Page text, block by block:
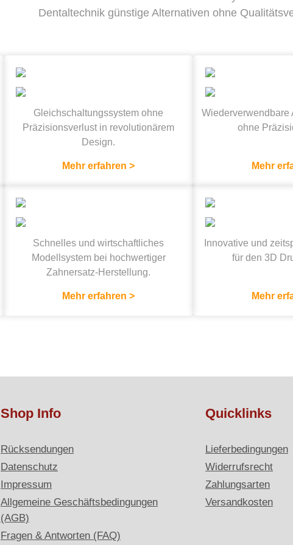
Dentaltechnik günstige Alternativen ohne
Gleichschaltungssystem ohne
Präzisions­verlust in revolutionärem
Design.
Mehr erfahren >
Wiederverwendbare
ohne
Mehr
Schnelles und wirtschaftliches
Modellsystem bei hochwertiger
Zahnersatz-Herstellung.
Mehr erfahren >
Innovative und
für den 3D
Mehr
Shop Info
Rücksendungen
Datenschutz
Impressum
Allgemeine Geschäftsbedingungen
(AGB)
Fragen & Antworten (FAQ)
Quicklinks
Lieferbedingungen
Widerrufsrecht
Zahlungsarten
Versandkosten